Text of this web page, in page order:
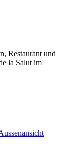
Restaurant und
la Salut im